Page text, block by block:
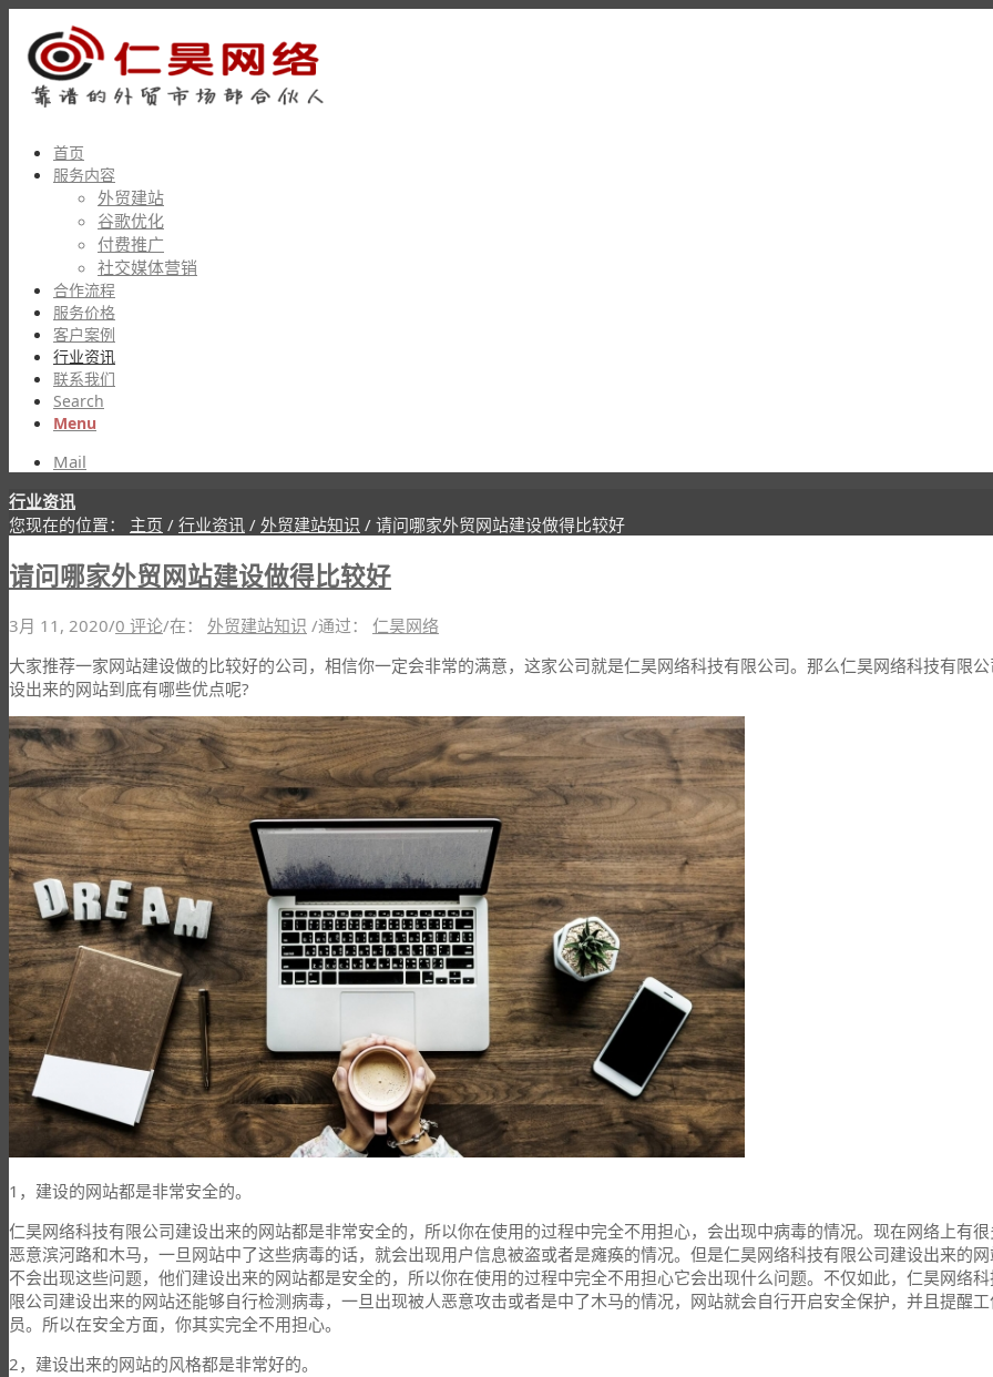
首页
服务内容
外贸建站
谷歌优化
付费推广
社交媒体营销
合作流程
服务价格
客户案例
行业资讯
联系我们
Search
Menu
Mail
行业资讯
您现在的位置：
主页 / 行业资讯 / 外贸建站知识 / 请问哪家外贸网站建设做得比较好
请问哪家外贸网站建设做得比较好
3月 11, 2020/0 评论/在： 外贸建站知识 /通过： 仁昊网络
大家推荐一家网站建设做的比较好的公司，相信你一定会非常的满意，这家公司就是仁昊网络科技有限公司。那么仁昊网络科技有限
设出来的网站到底有哪些优点呢?
1，建设的网站都是非常安全的。
仁昊网络科技有限公司建设出来的网站都是非常安全的，所以你在使用的过程中完全不用担心，会出现中病毒的情况。现在网络上有
恶意滨河路和木马，一旦网站中了这些病毒的话，就会出现用户信息被盗或者是瘫痪的情况。但是仁昊网络科技有限公司建设出来的
不会出现这些问题，他们建设出来的网站都是安全的，所以你在使用的过程中完全不用担心它会出现什么问题。不仅如此，仁昊网络
限公司建设出来的网站还能够自行检测病毒，一旦出现被人恶意攻击或者是中了木马的情况，网站就会自行开启安全保护，并且提醒
员。所以在安全方面，你其实完全不用担心。
2，建设出来的网站的风格都是非常好的。